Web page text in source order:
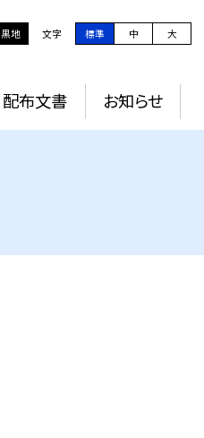
黒地 文字 標準 中 大
配布文書 お知らせ